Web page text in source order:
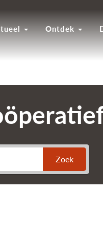
Ontdek
Zoek